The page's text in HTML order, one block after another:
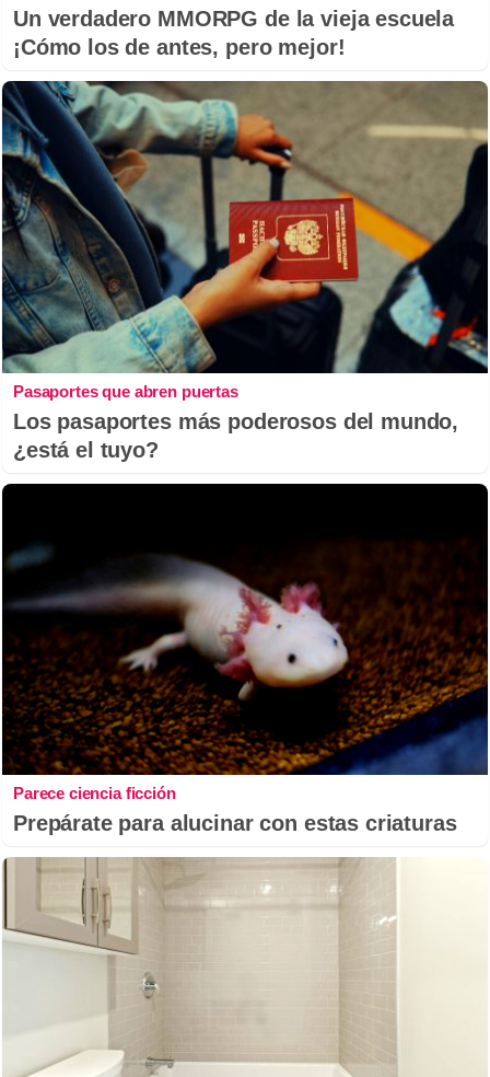
Un verdadero MMORPG de la vieja escuela
¡Cómo los de antes, pero mejor!
Pasaportes que abren puertas
Los pasaportes más poderosos del mundo,
¿está el tuyo?
Parece ciencia ficción
Prepárate para alucinar con estas criaturas